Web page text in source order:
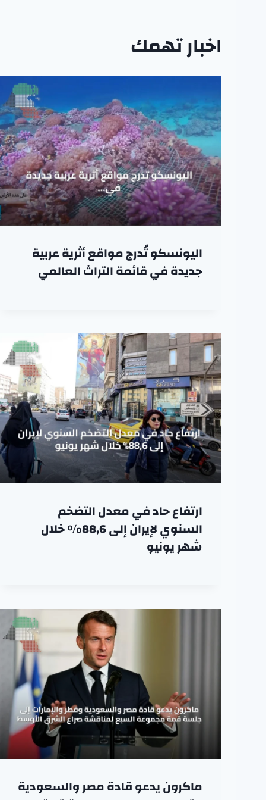
اخبار تهمك
اليونسكو تُدرج مواقع أثرية عربية
جديدة في قائمة التراث العالمي
ارتفاع حاد في معدل التضخم
السنوي لإيران إلى 88,6% خلال
شهر يونيو
ماكرون يدعو قادة مصر والسعودية